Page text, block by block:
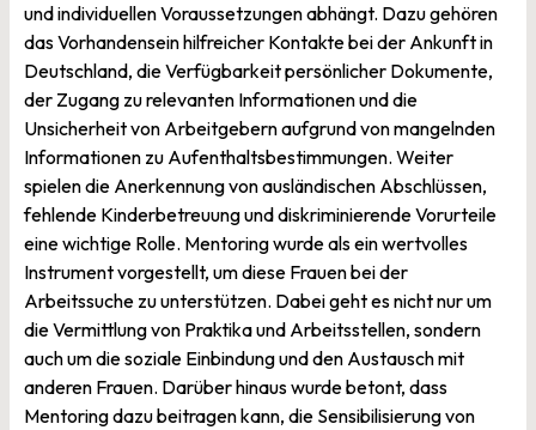
und individuellen Voraussetzungen abhängt. Dazu gehören
das Vorhandensein hilfreicher Kontakte bei der Ankunft in
Deutschland, die Verfügbarkeit persönlicher Dokumente,
der Zugang zu relevanten Informationen und die
Unsicherheit von Arbeitgebern aufgrund von mangelnden
Informationen zu Aufenthaltsbestimmungen. Weiter
spielen die Anerkennung von ausländischen Abschlüssen,
fehlende Kinderbetreuung und diskriminierende Vorurteile
eine wichtige Rolle. Mentoring wurde als ein wertvolles
Instrument vorgestellt, um diese Frauen bei der
Arbeitssuche zu unterstützen. Dabei geht es nicht nur um
die Vermittlung von Praktika und Arbeitsstellen, sondern
auch um die soziale Einbindung und den Austausch mit
anderen Frauen. Darüber hinaus wurde betont, dass
Mentoring dazu beitragen kann, die Sensibilisierung von